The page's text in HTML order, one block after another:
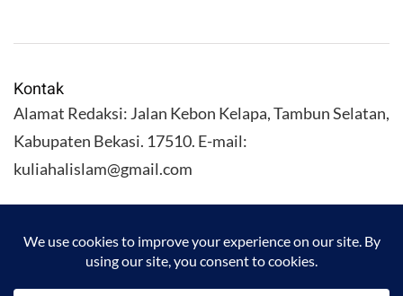
Kontak
Alamat Redaksi: Jalan Kebon Kelapa, Tambun Selatan,
Kabupaten Bekasi. 17510. E-mail:
kuliahalislam@gmail.com